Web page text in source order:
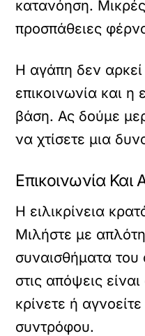
κατανόηση.
προσπάθειες
Η αγάπη δεν
επικοινωνία και η
βάση. Ας δούμε
να χτίσετε μια
Επικοινωνία Και
Η ειλικρίνεια
Μιλήστε με
συναισθήματα
στις απόψεις
κρίνετε ή
συντρόφου.